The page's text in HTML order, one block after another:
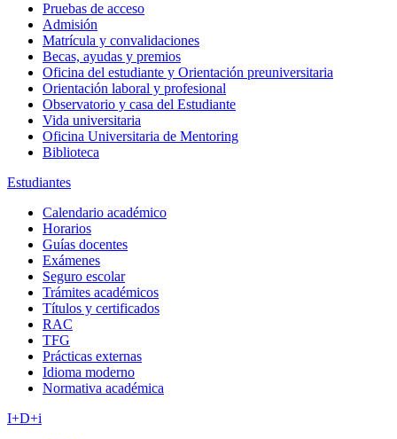
Pruebas de acceso
Admisión
Matrícula y convalidaciones
Becas, ayudas y premios
Oficina del estudiante y Orientación preuniversitaria
Orientación laboral y profesional
Observatorio y casa del Estudiante
Vida universitaria
Oficina Universitaria de Mentoring
Biblioteca
Estudiantes
Calendario académico
Horarios
Guías docentes
Exámenes
Seguro escolar
Trámites académicos
Títulos y certificados
RAC
TFG
Prácticas externas
Idioma moderno
Normativa académica
I+D+i